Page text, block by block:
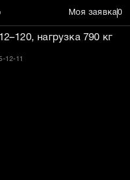
Моя заявка0
нагрузка 790 кг
12-11